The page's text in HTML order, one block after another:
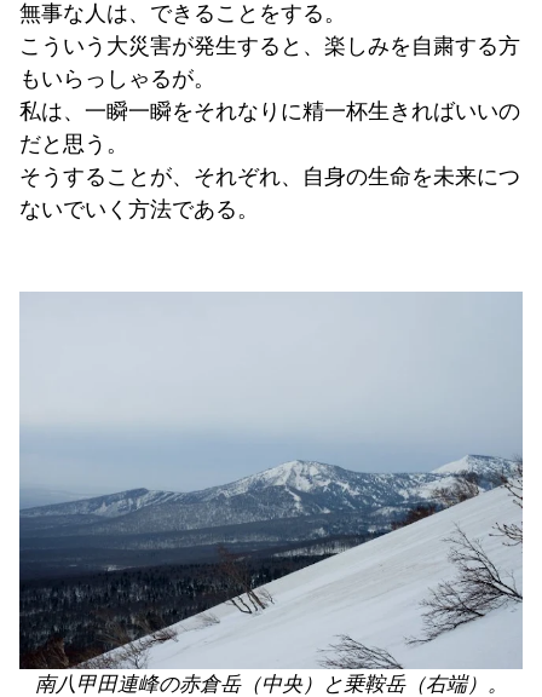
無事な人は、できることをする。
こういう大災害が発生すると、楽しみを自粛する方
もいらっしゃるが。
私は、一瞬一瞬をそれなりに精一杯生きればいいの
だと思う。
そうすることが、それぞれ、自身の生命を未来につ
ないでいく方法である。
南八甲田連峰の赤倉岳（中央）と乗鞍岳（右端）。